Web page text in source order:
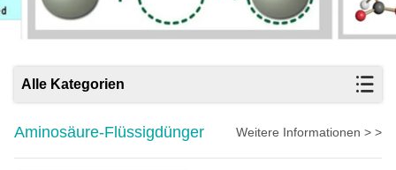
Alle Kategorien
Aminosäure-Flüssigdünger Weitere Informationen > >